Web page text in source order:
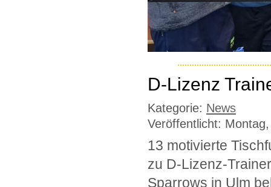
D-Lizenz
Kategorie: News
Veröffentlicht:
13 motivierte
zu D-Lizenz-
Sparrows in Ulm